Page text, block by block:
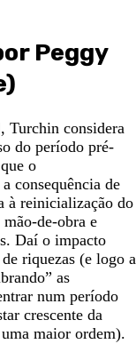
Peggy
Turchin considera
do período pré-
o
consequência de
à reinicialização do
de-obra e
Daí o impacto
riquezas (e logo a
as
num período
crescente da
maior ordem).